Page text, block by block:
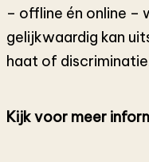
– offline én online –
gelijkwaardig kan
haat of
Kijk voor meer